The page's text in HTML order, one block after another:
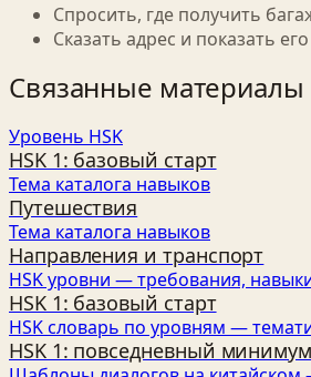
Спросить, где получить
Сказать адрес и показать
Связанные материалы
Уровень HSK
HSK 1: базовый старт
Тема каталога навыков
Путешествия
Тема каталога навыков
Направления и транспорт
HSK уровни — требования,
HSK 1: базовый старт
HSK словарь по уровням —
HSK 1: повседневный минимум